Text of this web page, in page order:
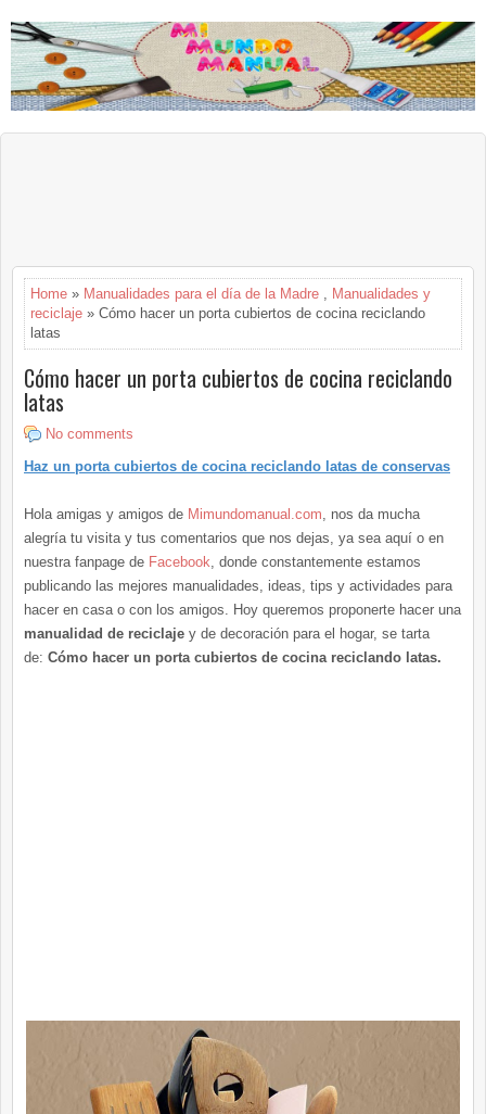
Home » Manualidades para el día de la Madre
Manualidades y
reciclaje » Cómo hacer un porta cubiertos de cocina reciclando
latas
Cómo hacer un porta cubiertos de cocina reciclando
latas
No comments
Haz un porta cubiertos de cocina reciclando latas de conservas
Hola amigas y amigos de Mimundomanual.com , nos da mucha
alegría tu visita y tus comentarios que nos dejas, ya sea aquí o en
nuestra fanpage de Facebook , donde constantemente estamos
publicando las mejores manualidades, ideas, tips y actividades para
hacer en casa o con los amigos. Hoy queremos proponerte hacer una
manualidad de reciclaje y de decoración para el hogar, se tarta
de: Cómo hacer un porta cubiertos de cocina reciclando latas.